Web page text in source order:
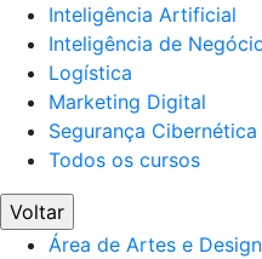
Inteligência Artificial
Inteligência de
Logística
Marketing Digital
Segurança Cibernética
Todos os cursos
Voltar
Área de Artes e Design